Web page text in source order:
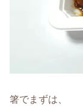
箸でまずは、